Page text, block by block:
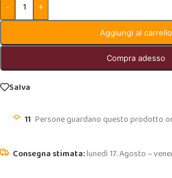
- +
Aggiungi al carrello
Compra adesso
Salva
11 Persone guardano questo prodotto
lunedì 17. Agosto –